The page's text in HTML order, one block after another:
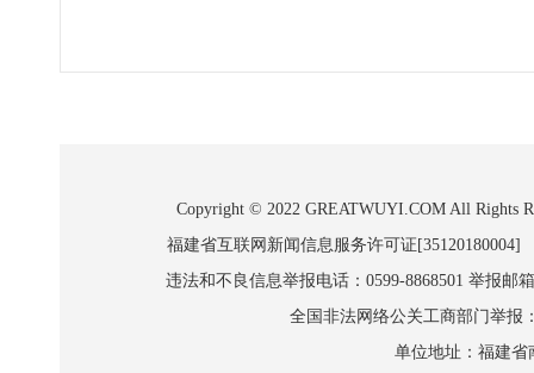
Copyright © 2022 GREATWUYI.COM All Rights
福建省互联网新闻信息服务许可证
违法和不良信息举报电话：0599-8868501 举报邮
全国非法网络公关工商部门举报
单位地址：福建省